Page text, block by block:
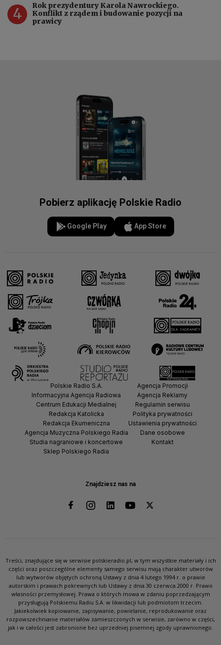
4
Rok prezydentury Karola Nawrockiego.
Konflikt z rządem i budowanie pozycji na
prawicy
Pobierz aplikację Polskie Radio
Google Play App Store
Znajdziesz nas na
Polskie Radio S.A.
Informacyjna Agencja Radiowa
Centrum Edukacji Medialnej
Redakcja Katolicka
Redakcja Ekumeniczna
Agencja Muzyczna Polskiego Radia
Studia nagraniowe i koncertowe
Sklep Polskiego Radia
Agencja Promocji
Agencja Reklamy
Regulamin serwisu
Polityka prywatności
Ustawienia prywatności
Dane osobowe
Kontakt
Treści, znajdujące się w serwisie polskieradio.pl, w tym wszystkie materiały i ich
części oraz poszczególne elementy samego serwisu mają charakter utworów
lub wytworów objętych ochroną Ustawy z dnia 4 lutego 1994 r. o prawie
autorskim i prawach pokrewnych lub Ustawy z dnia 30 czerwca 2000 r. Prawo
własności przemysłowej. Prawa o których mowa w zdaniu poprzedzającym
przysługują Polskiemu Radiu S.A. w likwidacji lub podmiotom trzecim.
Jakiekolwiek kopiowanie, zapisywanie, powielanie, reprodukowanie oraz
rozpowszechnianie materiałów zamieszczonych w serwisie, zarówno w części,
jak i w całości jest zabronione bez uprzedniej pisemnej zgody uprawnionego.